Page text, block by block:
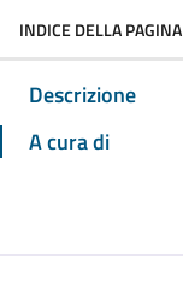
INDICE DELLA PAGINA
Descrizione
A cura di